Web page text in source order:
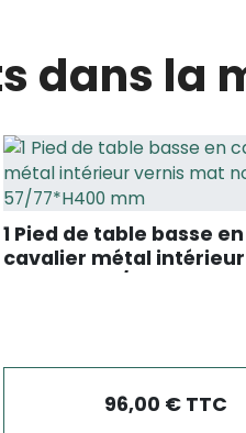
dans la
1 Pied de table basse en
cavalier métal
96,00 € TTC